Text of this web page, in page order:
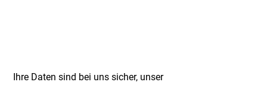
Sonstiges
Ihre Daten sind bei uns sicher, unser